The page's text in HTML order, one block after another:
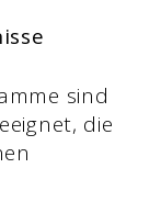
sind
die